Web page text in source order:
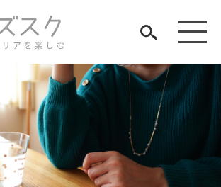
見つける